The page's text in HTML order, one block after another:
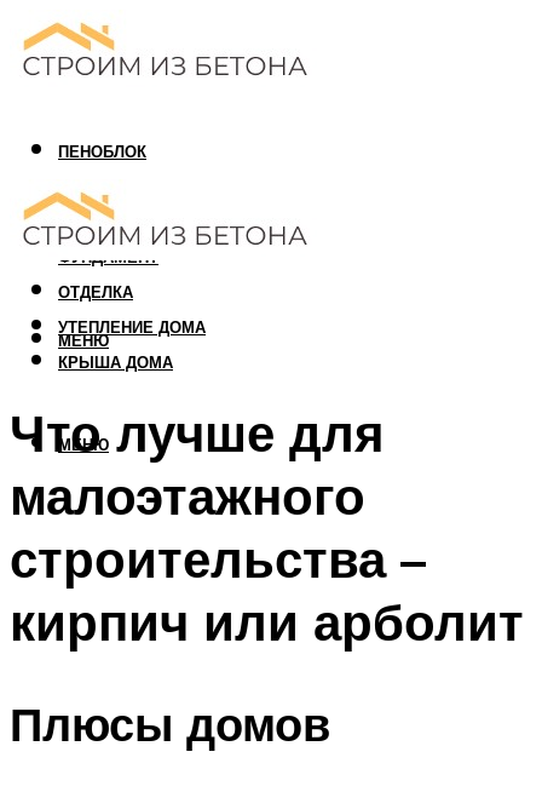
ПЕНОБЛОК
ГАЗОБЛОК
АРБОЛИТОВЫЙ БЛОК
ФУНДАМЕНТ
ОТДЕЛКА
УТЕПЛЕНИЕ ДОМА
КРЫША ДОМА
МЕНЮ
МЕНЮ
Что лучше для
малоэтажного
строительства –
кирпич или арболит
Плюсы домов